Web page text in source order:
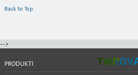
Back to Top
-->
PRODUKTI